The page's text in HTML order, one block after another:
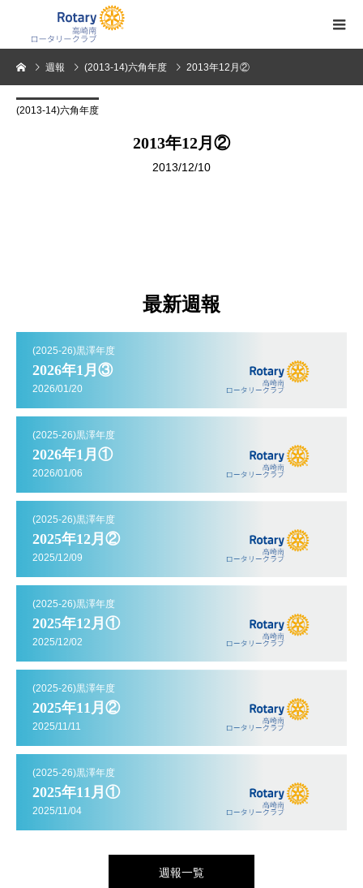
週報 (2013-14)六角年度 2013年12月②
(2013-14)六角年度
2013年12月②
2013/12/10
最新週報
(2025-26)黒澤年度
2026年1月③
2026/01/20
(2025-26)黒澤年度
2026年1月①
2026/01/06
(2025-26)黒澤年度
2025年12月②
2025/12/09
(2025-26)黒澤年度
2025年12月①
2025/12/02
(2025-26)黒澤年度
2025年11月②
2025/11/11
(2025-26)黒澤年度
2025年11月①
2025/11/04
週報一覧